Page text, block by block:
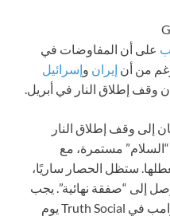
على أن المفاوضات في
من أن إيران وإسرائيل
وقف إطلاق النار في أبريل.
إلى وقف إطلاق النار
مستمرة، مع
ستظل الحصار ساريًا،
إلى “صفقة نهائية”. يجب
أن تتحرك الأمور بسرعة”، كتب ترامب في Truth Social يوم